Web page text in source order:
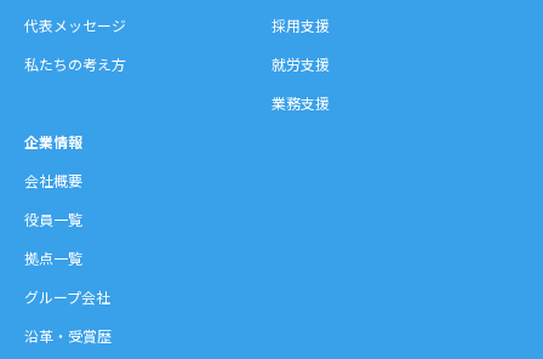
代表メッセージ
私たちの考え方
採用支援
就労支援
業務支援
企業情報
会社概要
役員一覧
拠点一覧
グループ会社
沿革・受賞歴